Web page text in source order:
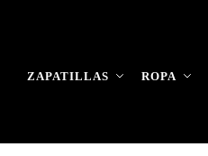
ZAPATILLAS ROPA